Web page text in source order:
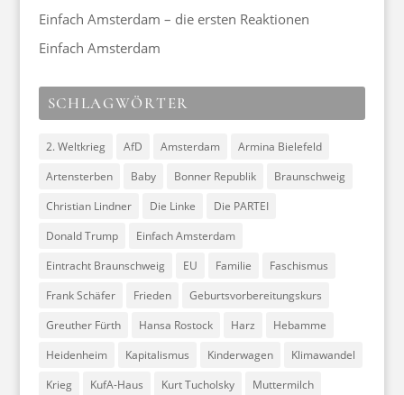
Einfach Amsterdam – die ersten Reaktionen
Einfach Amsterdam
SCHLAGWÖRTER
2. Weltkrieg AfD Amsterdam
Armina Bielefeld
Artensterben
Baby Bonner Republik
Braunschweig
Christian Lindner
Die Linke
Die PARTEI
Donald Trump
Einfach Amsterdam
Eintracht Braunschweig
EU Familie
Faschismus
Frank Schäfer
Frieden
Geburtsvorbereitungskurs
Greuther Fürth
Hansa Rostock Harz
Hebamme
Heidenheim
Kapitalismus Kinderwagen
Klimawandel
Krieg
KufA-Haus Kurt Tucholsky
Muttermilch